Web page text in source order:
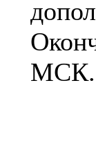
МСК.